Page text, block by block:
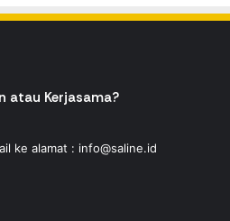
atau Kerjasama?
ke alamat : info@saline.id